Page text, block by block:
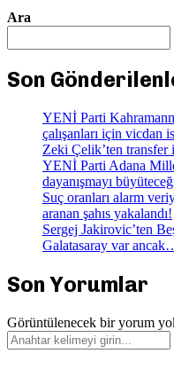
Ara
Son
YENİ Parti
çalışanları için vicdan
Zeki Çelik’ten transfer
YENİ Parti Adana
dayanışmayı
Suç oranları alarm
aranan şahıs yakalandı!
Sergej Jakirovic’ten
Galatasaray var
Son Yorumlar
Görüntülenecek bir yorum
Search
for: